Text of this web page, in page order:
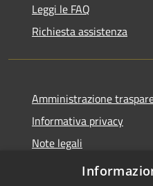
Leggi le FAQ
Richiesta assistenza
Amministrazione
Informativa privacy
Note legali
Dichiarazione di